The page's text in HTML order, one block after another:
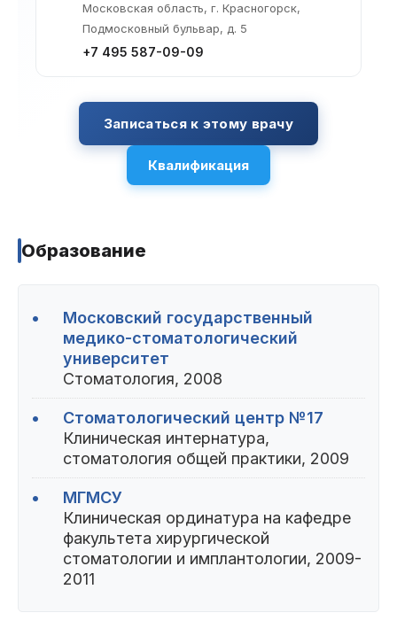
стоматология
Все услуги (16 категорий)
Все клиники и франшизы (10)
Отзывы
Акции
Пациентам
Вопросы и ответы
Гарантии Информация
Сотрудники Контакты
Московская область, г. Красногорск,
Подмосковный бульвар, д. 5
+7 495 587-09-09
Записаться к этому врачу
Квалификация
Образование
•
Московский государственный
медико-стоматологический
университет
Стоматология, 2008
•
Стоматологический центр №17
Клиническая интернатура,
стоматология общей практики, 2009
•
МГМСУ
Клиническая ординатура на кафедре
факультета хирургической
стоматологии и имплантологии, 2009-
2011